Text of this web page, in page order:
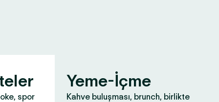
spor
Yeme-İçme
Kahve buluşması, brunch, birlikte